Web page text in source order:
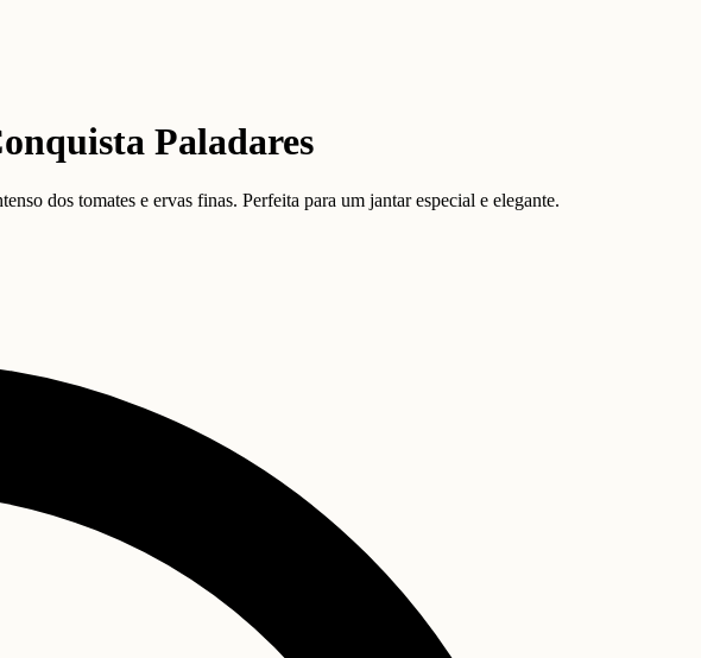
Paladares
dos tomates e ervas finas. Perfeita para um jantar especial e elegante.